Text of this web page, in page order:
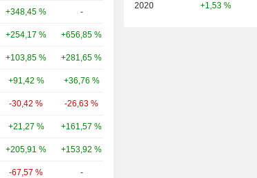
+348,45 % -
+254,17 % +656,85 %
+103,85 % +281,65 %
+91,42 % +36,76 %
-30,42 % -26,63 %
+21,27 % +161,57 %
+205,91 % +153,92 %
-67,57 % -
2020 +1,53 %